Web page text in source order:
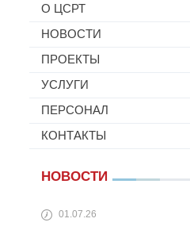
О ЦСРТ
НОВОСТИ
ПРОЕКТЫ
УСЛУГИ
ПЕРСОНАЛ
КОНТАКТЫ
НОВОСТИ
01.07.26